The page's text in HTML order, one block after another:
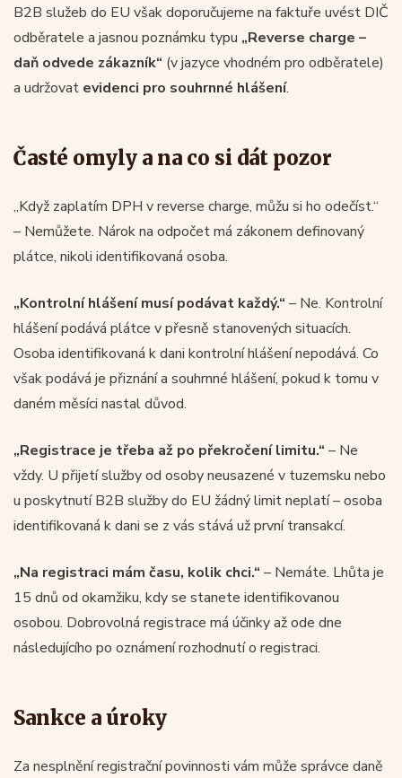
B2B služeb do EU však doporučujeme na faktuře uvést DIČ
odběratele a jasnou poznámku typu „Reverse charge –
daň odvede zákazník“ (v jazyce vhodném pro odběratele)
a udržovat evidenci pro souhrnné hlášení.
Časté omyly a na co si dát pozor
„Když zaplatím DPH v reverse charge, můžu si ho odečíst.“
– Nemůžete. Nárok na odpočet má zákonem definovaný
plátce, nikoli identifikovaná osoba.
„Kontrolní hlášení musí podávat každý.“ – Ne. Kontrolní
hlášení podává plátce v přesně stanovených situacích.
Osoba identifikovaná k dani kontrolní hlášení nepodává. Co
však podává je přiznání a souhrnné hlášení, pokud k tomu v
daném měsíci nastal důvod.
„Registrace je třeba až po překročení limitu.“ – Ne
vždy. U přijetí služby od osoby neusazené v tuzemsku nebo
u poskytnutí B2B služby do EU žádný limit neplatí – osoba
identifikovaná k dani se z vás stává už první transakcí.
„Na registraci mám času, kolik chci.“ – Nemáte. Lhůta je
15 dnů od okamžiku, kdy se stanete identifikovanou
osobou. Dobrovolná registrace má účinky až ode dne
následujícího po oznámení rozhodnutí o registraci.
Sankce a úroky
Za nesplnění registrační povinnosti vám může správce daně